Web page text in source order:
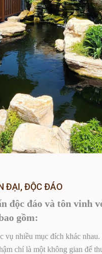
ĐẠI, ĐỘC ĐÁO
độc đáo và tôn vinh
gồm:
vụ nhiều mục đích khác
chí là một không gian để